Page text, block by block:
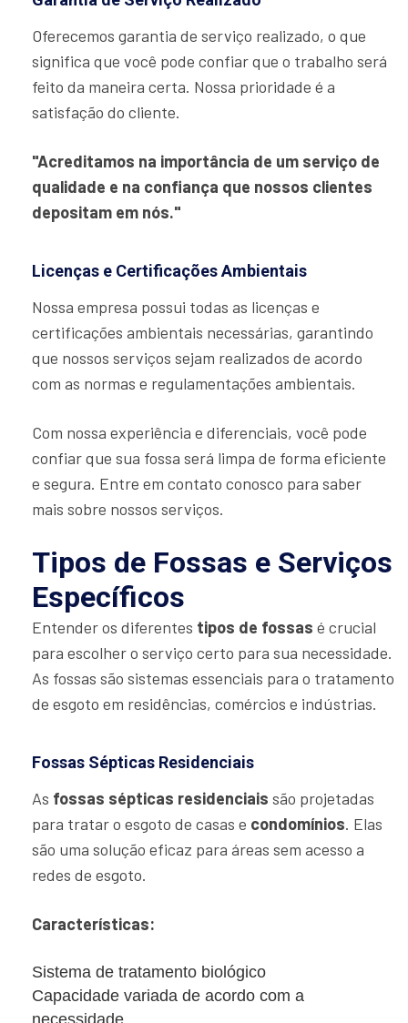
Oferecemos garantia de serviço realizado, o que
significa que você pode confiar que o trabalho será
feito da maneira certa. Nossa prioridade é a
satisfação do cliente.
"Acreditamos na importância de um serviço de
qualidade e na confiança que nossos clientes
depositam em nós."
Licenças e Certificações Ambientais
Nossa empresa possui todas as licenças e
certificações ambientais necessárias, garantindo
que nossos serviços sejam realizados de acordo
com as normas e regulamentações ambientais.
Com nossa experiência e diferenciais, você pode
confiar que sua fossa será limpa de forma eficiente
e segura. Entre em contato conosco para saber
mais sobre nossos serviços.
Tipos de Fossas e Serviços
Específicos
Entender os diferentes tipos de fossas é crucial
para escolher o serviço certo para sua necessidade.
As fossas são sistemas essenciais para o tratamento
de esgoto em residências, comércios e indústrias.
Fossas Sépticas Residenciais
As fossas sépticas residenciais são projetadas
para tratar o esgoto de casas e condomínios. Elas
são uma solução eficaz para áreas sem acesso a
redes de esgoto.
Características:
Sistema de tratamento biológico
Capacidade variada de acordo com a